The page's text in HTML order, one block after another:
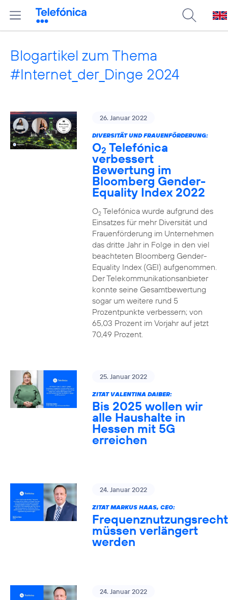
Blogartikel zum Thema
#Internet_der_Dinge 2024
26. Januar 2022
DIVERSITÄT UND FRAUENFÖRDERUNG:
O2 Telefónica
verbessert
Bewertung im
Bloomberg Gender-
Equality Index 2022
O2Telefónica wurde aufgrund des
Einsatzes für mehr Diversität und
Frauenförderung im Unternehmen
das dritte Jahr in Folge in den viel
beachteten Bloomberg Gender-
Equality Index (GEI) aufgenommen.
Der Telekommunikationsanbieter
konnte seine Gesamtbewertung
sogar um weitere rund 5
Prozentpunkte verbessern; von
65,03 Prozent im Vorjahr auf jetzt
70,49 Prozent.
25. Januar 2022
ZITAT VALENTINA DAIBER:
Bis 2025 wollen wir
alle Haushalte in
Hessen mit 5G
erreichen
24. Januar 2022
ZITAT MARKUS HAAS, CEO:
müssen verlängert
werden
24. Januar 2022